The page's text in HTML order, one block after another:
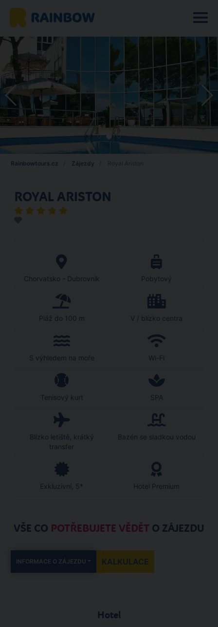
Rainbowtours.cz Zájezdy
ROYAL ARISTON
Chorvatsko - Dubrovník Pobytový
Pláž do 100 m V / blízko centra
S výhledem na moře Wi-Fi
Tenisový kurt SPA
Blízko letiště, krátký
transfer
Bazén se sladkou vodou
Exkluzivní, 5* Hotel Premium
VŠE CO POTŘEBUJETE VĚDĚT O ZÁJEZDU
INFORMACE O ZÁJEZDU KALKULACE
Hotel